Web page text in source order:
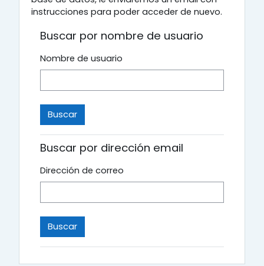
instrucciones para poder acceder de nuevo.
Buscar por nombre de usuario
Nombre de usuario
Buscar por dirección email
Dirección de correo